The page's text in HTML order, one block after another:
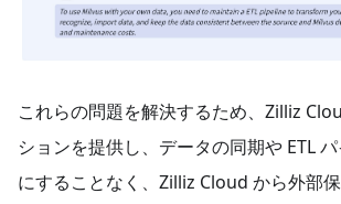
これらの問題を解決するため、Zilliz
ションを提供し、データの同期や ETL
にすることなく、Zilliz Cloud から外部